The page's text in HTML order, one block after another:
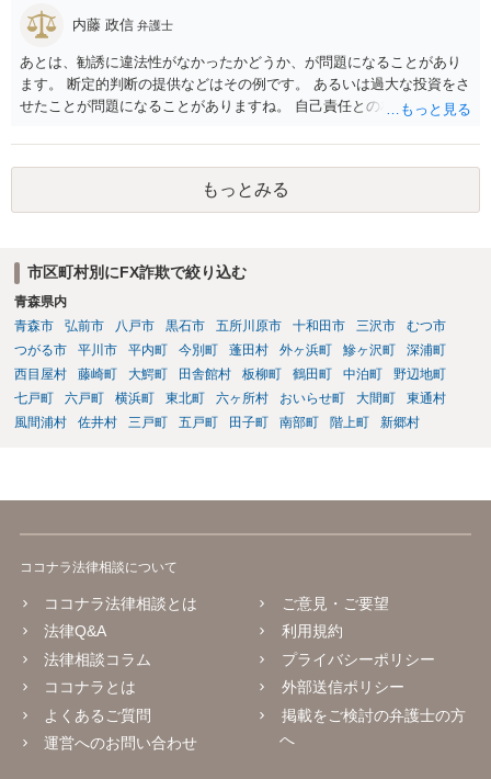
内藤 政信 弁護士
あとは、勧誘に違法性がなかったかどうか、が問題になることがあり
ます。 断定的判断の提供などはその例です。 あるいは過大な投資をさ
せたことが問題になることがありますね。 自己責任との相関関係です
いでしょう。
もっとみる
市区町村別にFX詐欺で絞り込む
青森県内
青森市
弘前市 八戸市 黒石市 五所川原市 十和田市 三沢市
むつ市
つがる市
平川市 平内町 今別町 蓬田村 外ヶ浜町 鰺ヶ沢町
深浦町
西目屋村
藤崎町 大鰐町 田舎館村 板柳町 鶴田町 中泊町
野辺地町
七戸町
六戸町 横浜町 東北町 六ヶ所村 おいらせ町 大間町
東通村
風間浦村
佐井村 三戸町 五戸町 田子町 南部町 階上町 新郷村
ココナラ法律相談について
ココナラ法律相談とは
法律Q&A
法律相談コラム
ココナラとは
よくあるご質問
運営へのお問い合わせ
ご意見・ご要望
利用規約
プライバシーポリシー
外部送信ポリシー
掲載をご検討の弁護士の方
へ